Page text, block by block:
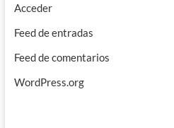
Acceder
Feed de entradas
Feed de comentarios
WordPress.org